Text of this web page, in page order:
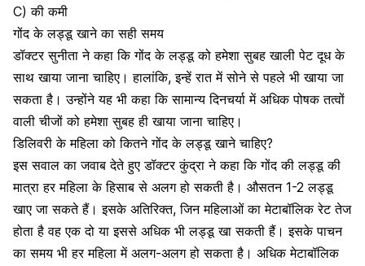
C) की कमी
गोंद के लड्डू खाने का सही समय
डॉक्टर सुनीता ने कहा कि गोंद के लड्डू को हमेशा सुबह खाली पेट दूध के
साथ खाया जाना चाहिए। हालांकि, इन्हें रात में सोने से पहले भी खाया जा
सकता है। उन्होंने यह भी कहा कि सामान्य दिनचर्या में अधिकपोषक तत्वों
वाली चीजों को हमेशा सुबह ही खाया जाना चाहिए।
डिलिवरी के महिला को कितने गोंद के लड्डू खाने चाहिए?
इस सवाल का जवाब देते हुए डॉक्टर कुंद्रा ने कहा कि गोंद की लड्डू की
मात्रा हर महिला के हिसाब से अलग हो सकती है। औसतन 1-2 लड्डू
खाए जा सकते हैं। इसके अतिरिक्त, जिन महिलाओं का मेटाबॉलिक रेट तेज
होता है वह एक दो या इससे अधिक भी लड्डू खा सकती हैं। इसके पाचन
का समय भी हर महिला में अलग-अलग हो सकता है। अधिक मेटाबॉलिक